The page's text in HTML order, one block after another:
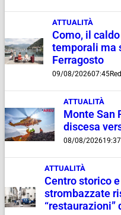
ATTUALITÀ
Como, il
temporali ma
Ferragosto
09/08/202607:45
ATTUALITÀ
Monte San
discesa
08/08/202619:37
ATTUALITÀ
Centro storico
strombazzate
“restaurazioni”